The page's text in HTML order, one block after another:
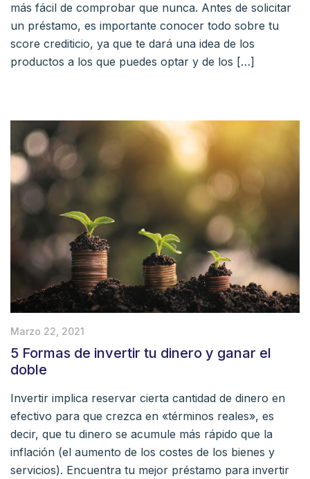
más fácil de comprobar que nunca. Antes de solicitar
un préstamo, es importante conocer todo sobre tu
score crediticio, ya que te dará una idea de los
productos a los que puedes optar y de los […]
Marzo 22, 2021
5 Formas de invertir tu dinero y ganar el
doble
Invertir implica reservar cierta cantidad de dinero en
efectivo para que crezca en «términos reales», es
decir, que tu dinero se acumule más rápido que la
inflación (el aumento de los costes de los bienes y
servicios). Encuentra tu mejor préstamo para invertir